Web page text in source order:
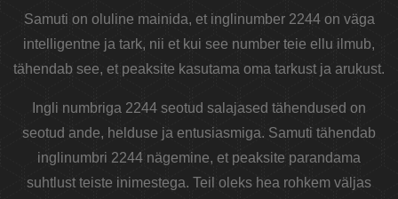
Samuti on oluline mainida, et inglinumber 2244 on väga
intelligentne ja tark, nii et kui see number teie ellu ilmub,
tähendab see, et peaksite kasutama oma tarkust ja arukust.
Ingli numbriga 2244 seotud salajased tähendused on
seotud ande, helduse ja entusiasmiga. Samuti tähendab
inglinumbri 2244 nägemine, et peaksite parandama
suhtlust teiste inimestega. Teil oleks hea rohkem väljas